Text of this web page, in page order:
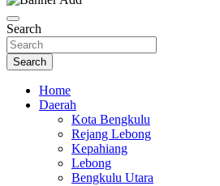
Beritabengkulu.id
Search
Search
Home
Daerah
Kota Bengkulu
Rejang Lebong
Kepahiang
Lebong
Bengkulu Utara